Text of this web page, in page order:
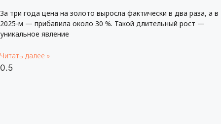
За три года цена на золото выросла фактически в два раза, а в
2025-м — прибавила около 30 %. Такой длительный рост —
уникальное явление
Читать далее »